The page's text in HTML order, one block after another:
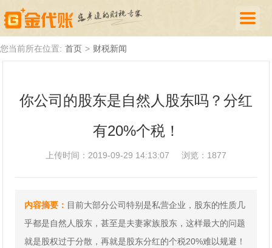
代理记账
厦门落户
财税新闻
关于我们
诚聘英才
您当前所在位置: 首页 > 财税新闻
你公司的股东是自然人股东吗？分红
有20%个税！
上传时间：2019-09-29 14:13:07 浏览：1877
内容摘要： 目前大部分公司特别是私营企业，股东的性质几
乎都是自然人股东，甚至是夫妻家族股东，这样最大的问题
就是股权过于分散，再就是股东分红的个税20%难以规避！